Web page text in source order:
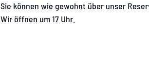
Sie können wie gewohnt über unser
Wir öffnen um 17 Uhr.